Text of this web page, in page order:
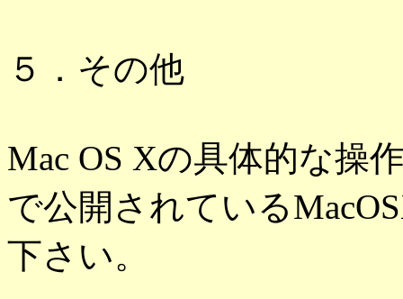
５．その他
Mac OS Xの具体的な操
で公開されている
下さい。